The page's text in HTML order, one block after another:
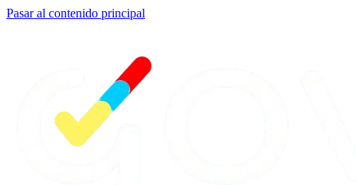
Pasar al contenido principal